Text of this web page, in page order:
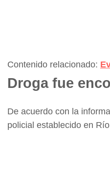
Contenido relacionado:
Droga fue
De acuerdo con la
policial establecido en